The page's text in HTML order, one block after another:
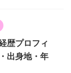
歴プロフィ
出身地・年